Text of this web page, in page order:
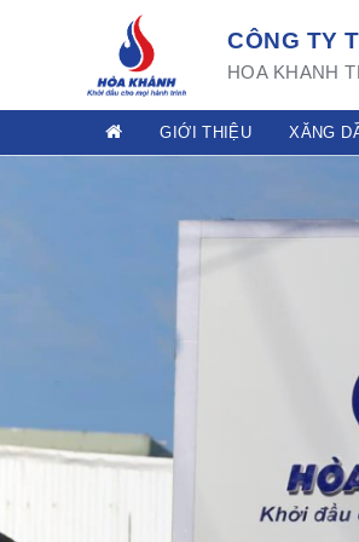
CÔNG TY
HOA KHANH
GIỚI THIỆU XĂNG